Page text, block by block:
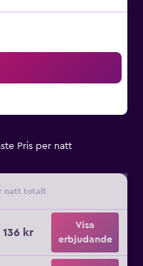
Pris per natt
natt totalt
136 kr
Visa
erbjudande